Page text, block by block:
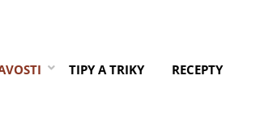
TIPY A TRIKY RECEPTY